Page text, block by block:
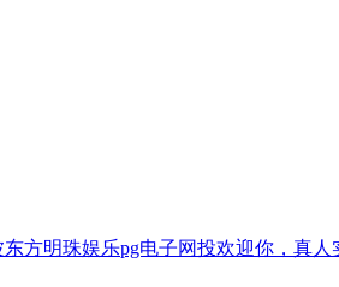
方明珠娱乐pg电子网投欢迎你，真人